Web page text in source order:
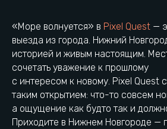
«Море волнуется» в Pixel Quest —
выезда из города. Нижний
историей и живым настоящим.
сочетать уважение к прошлому
с интересом к новому. Pixel Quest
таким открытием: что-то совсем
а ощущение как будто так и
Приходите в Нижнем Новгороде —
О
Франшиза
Реквизиты УК
Контакты УК
Общая информация
Конфидециальность
Правила посещения
Реквизиты локации
Товарный
Полезные статьи
Разработка сайта
Контакты
Тимбилдинг